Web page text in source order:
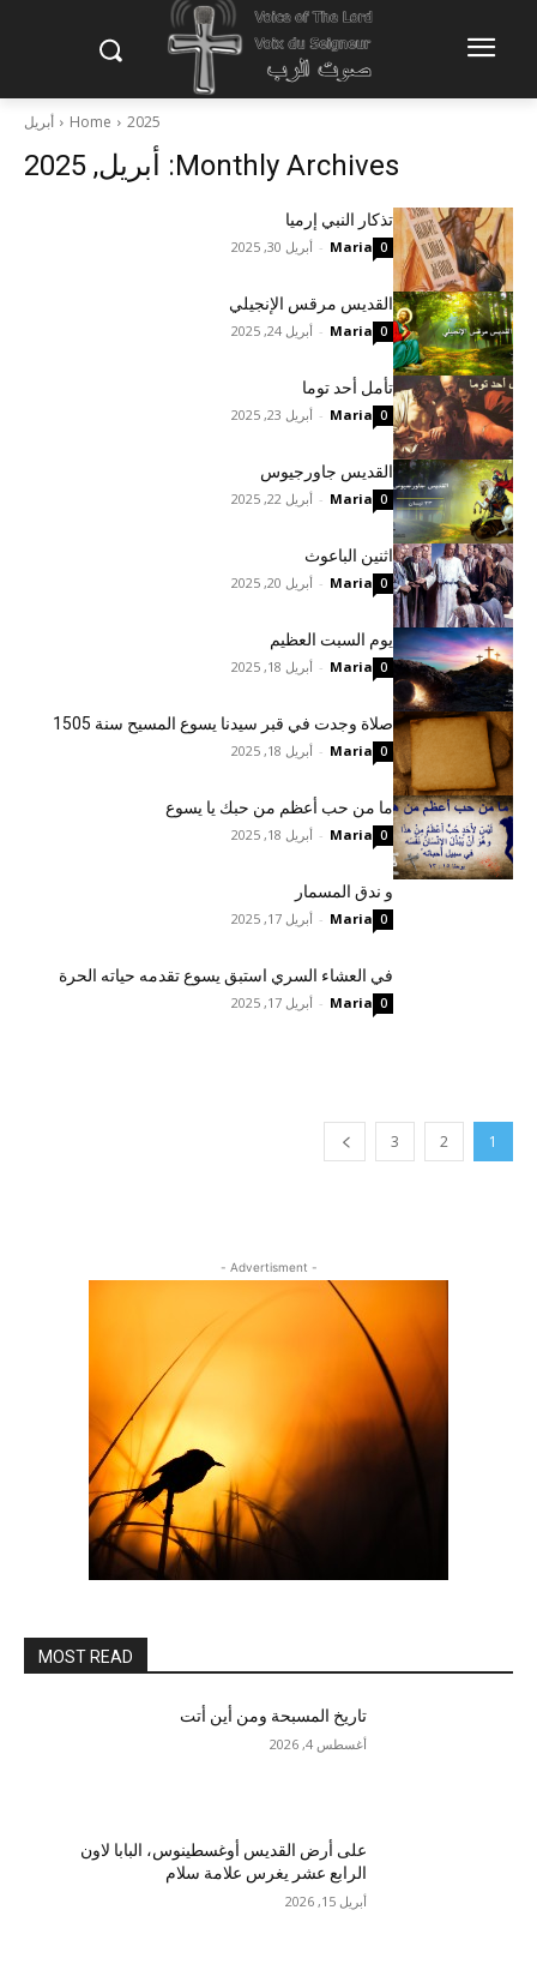
Home 2025 أبريل
Monthly Archives: أبريل, 2025
تذكار النبي إرميا
Maria
- أبريل 30, 2025 0
القديس مرقس الإنجيلي
Maria
- أبريل 24, 2025 0
تأمل أحد توما
Maria
- أبريل 23, 2025 0
القديس جاورجيوس
Maria
- أبريل 22, 2025 0
اثنين الباعوث
Maria
- أبريل 20, 2025 0
يوم السبت العظيم
Maria
- أبريل 18, 2025 0
صلاة وجدت في قبر سيدنا يسوع المسيح سنة 1505
Maria
- أبريل 18, 2025 0
ما من حب أعظم من حبك يا يسوع
Maria
- أبريل 18, 2025 0
و ندق المسمار
Maria
- أبريل 17, 2025 0
في العشاء السري استبق يسوع تقدمه حياته الحرة
Maria
- أبريل 17, 2025 0
1
2
3
- Advertisment -
MOST READ
تاريخ المسبحة ومن أين أتت
أغسطس 4, 2026
على أرض القديس أوغسطينوس، البابا لاون
الرابع عشر يغرس علامة سلام
أبريل 15, 2026